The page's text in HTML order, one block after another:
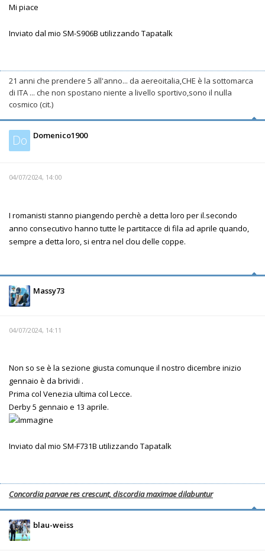
Mi piace
Inviato dal mio SM-S906B utilizzando Tapatalk
21 anni che prendere 5 all'anno... da aereoitalia,CHE è la sottomarca
di ITA ... che non spostano niente a livello sportivo,sono il nulla
cosmico (cit.)
Do Domenico1900
04/07/2024, 14:00
I romanisti stanno piangendo perchè a detta loro per il.secondo
anno consecutivo hanno tutte le partitacce di fila ad aprile quando,
sempre a detta loro, si entra nel clou delle coppe.
Massy73
04/07/2024, 14:11
Non so se è la sezione giusta comunque il nostro dicembre inizio
gennaio è da brividi .
Prima col Venezia ultima col Lecce.
Derby 5 gennaio e 13 aprile.
Inviato dal mio SM-F731B utilizzando Tapatalk
Concordia parvae res crescunt, discordia maximae dilabuntur
blau-weiss